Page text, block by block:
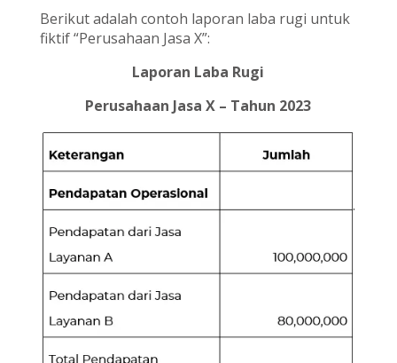
Berikut adalah contoh laporan laba rugi untuk
fiktif “Perusahaan Jasa X”:
Laporan Laba Rugi
Perusahaan Jasa X – Tahun 2023